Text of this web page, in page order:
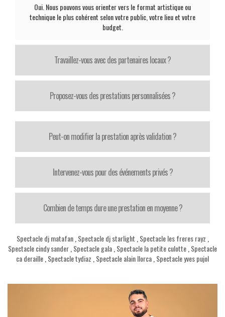
Oui. Nous pouvons vous orienter vers le format artistique ou
technique le plus cohérent selon votre public, votre lieu et votre
budget.
Travaillez-vous avec des partenaires locaux ?
Proposez-vous des prestations personnalisées ?
Peut-on modifier la prestation après validation ?
Intervenez-vous pour des événements privés ?
Combien de temps dure une prestation en moyenne ?
Spectacle dj matafan, Spectacle dj starlight Spectacle les freres rayz
Spectacle cindy sander Spectacle gala Spectacle la petite culotte Spectacle
ca deraille Spectacle tydiaz Spectacle alain llorca Spectacle yves pujol